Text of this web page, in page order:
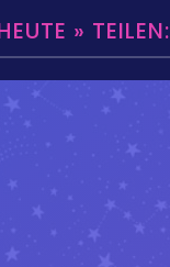
» TEILEN: